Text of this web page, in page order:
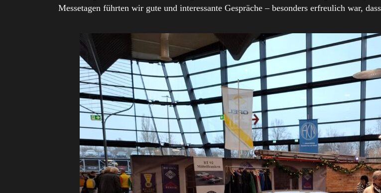
Messetagen führten wir gute und interessante Gespräche – besonders erfreulich war,